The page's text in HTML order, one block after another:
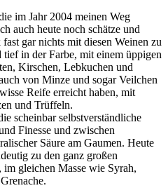
im Jahr 2004 meinen Weg
auch heute noch schätze und
gar nichts mit diesen Weinen zu
in der Farbe, mit einem üppigen
Kirschen, Lebkuchen und
von Minze und sogar Veilchen
Reife erreicht haben, mit
und Trüffeln.
scheinbar selbstverständliche
Finesse und zwischen
Säure am Gaumen. Heute
zu den ganz großen
gleichen Masse wie Syrah,